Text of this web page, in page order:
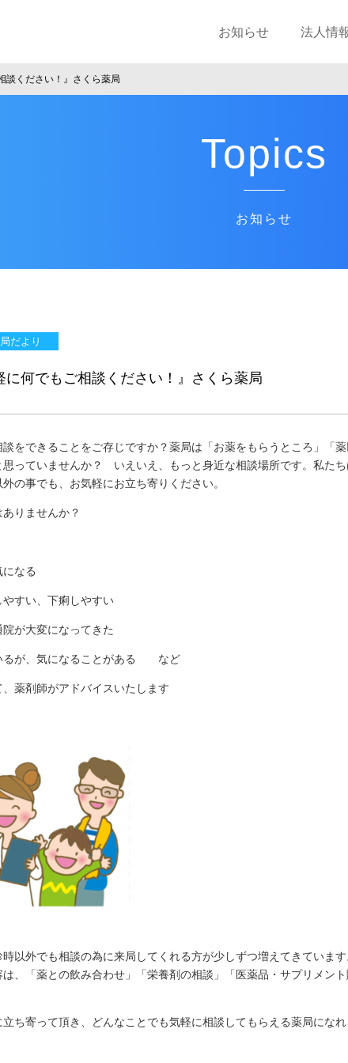
お知らせ 法人情
談ください！』さくら薬局
Topics
お知らせ
だより
何でもご相談ください！』さくら薬局
をできることをご存じですか？薬局は「お薬をもらうところ」「
っていませんか？ いえいえ、もっと身近な相談場所です。私た
の事でも、お気軽にお立ち寄りください。
りませんか？
になる
やすい、下痢しやすい
院が大変になってきた
るが、気になることがある など
薬剤師がアドバイスいたします
以外でも相談の為に来局してくれる方が少しずつ増えてきていま
、「薬との飲み合わせ」「栄養剤の相談」「医薬品・サプリメン
ち寄って頂き、どんなことでも気軽に相談してもらえる薬局にな